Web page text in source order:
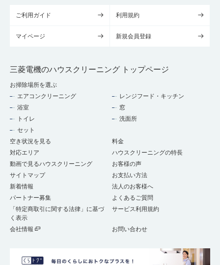
ご利用ガイド 利用規約
マイページ 新規会員登録
三菱電機のハウスクリーニング トップページ
お掃除場所を選ぶ
エアコンクリーニング
レンジフード・キッチン
浴室
窓
トイレ
洗面所
セット
空き状況を見る
料金
対応エリア
ハウスクリーニングの特長
動画で見るハウスクリーニング
お客様の声
サイトマップ
お支払い方法
新着情報
法人のお客様へ
パートナー募集
よくあるご質問
「特定商取引に関する法律」に基づ
く表示
サービス利用規約
会社情報 お問い合わせ